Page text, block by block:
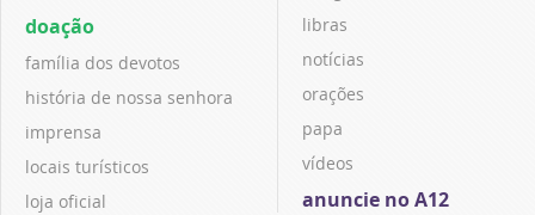
doação
família dos devotos
história de nossa senhora
imprensa
locais turísticos
loja oficial
libras
notícias
orações
papa
vídeos
anuncie no A12